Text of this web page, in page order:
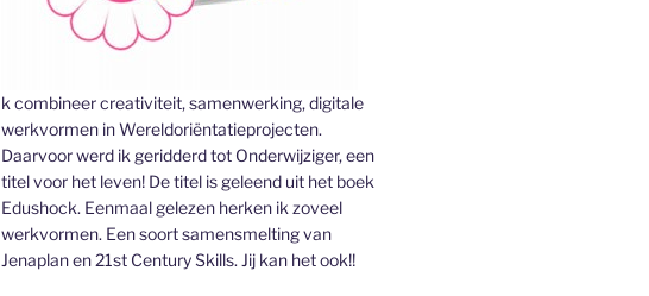
k combineer creativiteit, samenwerking, digitale
werkvormen in Wereldoriëntatieprojecten.
Daarvoor werd ik geridderd tot Onderwijziger, een
titel voor het leven! De titel is geleend uit het boek
Edushock. Eenmaal gelezen herken ik zoveel
werkvormen. Een soort samensmelting van
Jenaplan en 21st Century Skills. Jij kan het ook!!